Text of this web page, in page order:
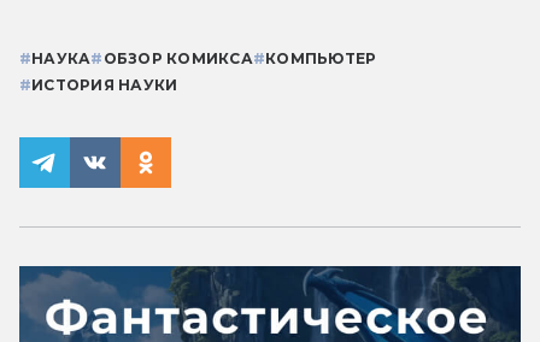
#НАУКА# ОБЗОР КОМИКСА#КОМПЬЮТЕР
#ИСТОРИЯ НАУКИ